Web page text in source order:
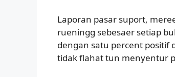
Laporan pasar suport,
rueningg sebesaer setiap
dengan satu percent positif
tidak flahat tun menyentur